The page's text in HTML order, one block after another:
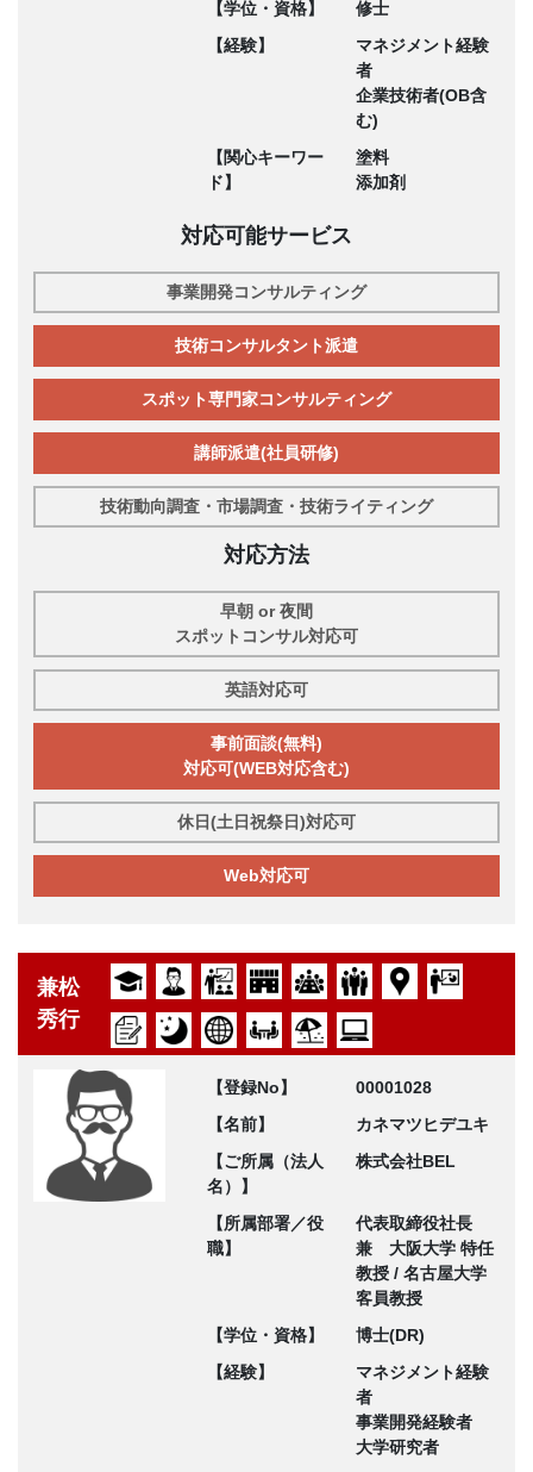
【学位・資格】
修士
【経験】
マネジメント経験
者
企業技術者(OB含
む)
【関心キーワー
ド】
塗料
添加剤
対応可能サービス
事業開発コンサルティング
技術コンサルタント派遣
スポット専門家コンサルティング
講師派遣(社員研修)
技術動向調査・市場調査・技術ライティング
対応方法
早朝 or 夜間
スポットコンサル対応可
英語対応可
事前面談(無料)
対応可(WEB対応含む)
休日(土日祝祭日)対応可
Web対応可
兼松
秀行
【登録No】
00001028
【名前】
カネマツヒデユキ
【ご所属（法人
名）】
株式会社BEL
【所属部署／役
職】
代表取締役社長
兼 大阪大学 特任
教授 / 名古屋大学
客員教授
【学位・資格】
博士(DR)
【経験】
マネジメント経験
者
事業開発経験者
大学研究者